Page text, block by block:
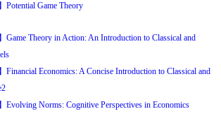
Potential Game Theory
Game Theory in Action: An Introduction to Classical and
Financial Economics: A Concise Introduction to Classical and
Evolving Norms: Cognitive Perspectives in Economics